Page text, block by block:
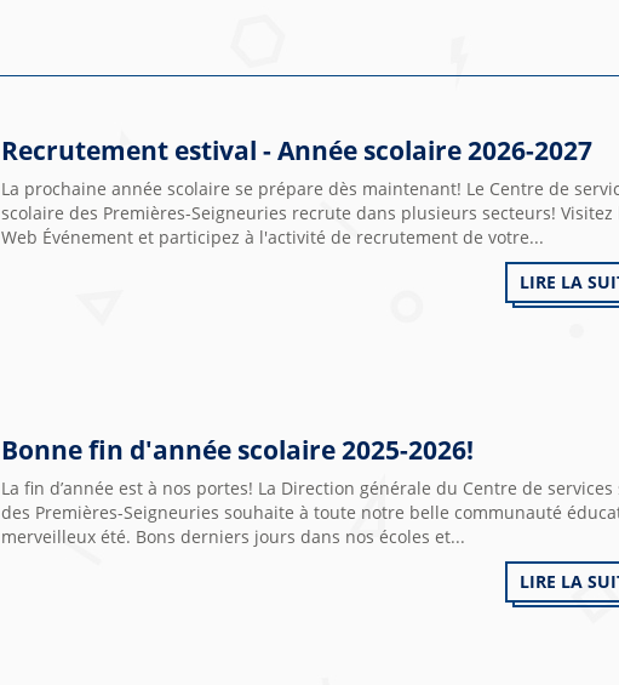
Recrutement estival - Année scolaire 2026-2027
La prochaine année scolaire se prépare dès maintenant! Le Centre de
scolaire des Premières-Seigneuries recrute dans plusieurs secteurs! Visitez
Web Événement et participez à l'activité de recrutement de votre...
LIRE LA
Bonne fin d'année scolaire 2025-2026!
La fin d’année est à nos portes! La Direction générale du Centre de services
des Premières-Seigneuries souhaite à toute notre belle communauté
merveilleux été. Bons derniers jours dans nos écoles et...
LIRE LA